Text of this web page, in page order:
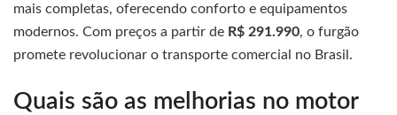
mais completas, oferecendo conforto e equipamentos
modernos. Com preços a partir de R$ 291.990, o furgão
promete revolucionar o transporte comercial no Brasil.
Quais são as melhorias no motor